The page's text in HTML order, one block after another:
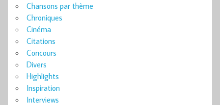
Chansons par thème
Chroniques
Cinéma
Citations
Concours
Divers
Highlights
Inspiration
Interviews